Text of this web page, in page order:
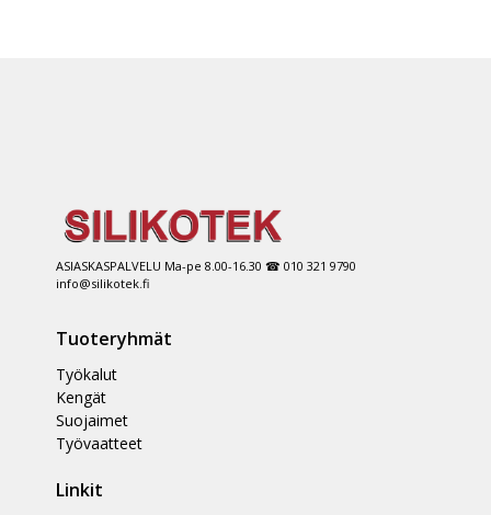
ASIASKASPALVELU Ma-pe 8.00-16.30 ☎ 010 321 9790
info@silikotek.fi
Tuoteryhmät
Työkalut
Kengät
Suojaimet
Työvaatteet
Linkit